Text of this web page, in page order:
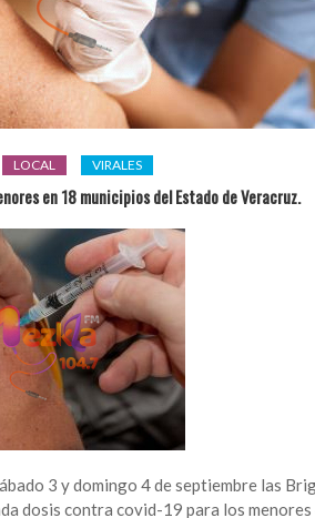
LOCAL VIRALES
en 18 municipios del Estado de Veracruz.
3 y domingo 4 de septiembre las
dosis contra covid-19 para los